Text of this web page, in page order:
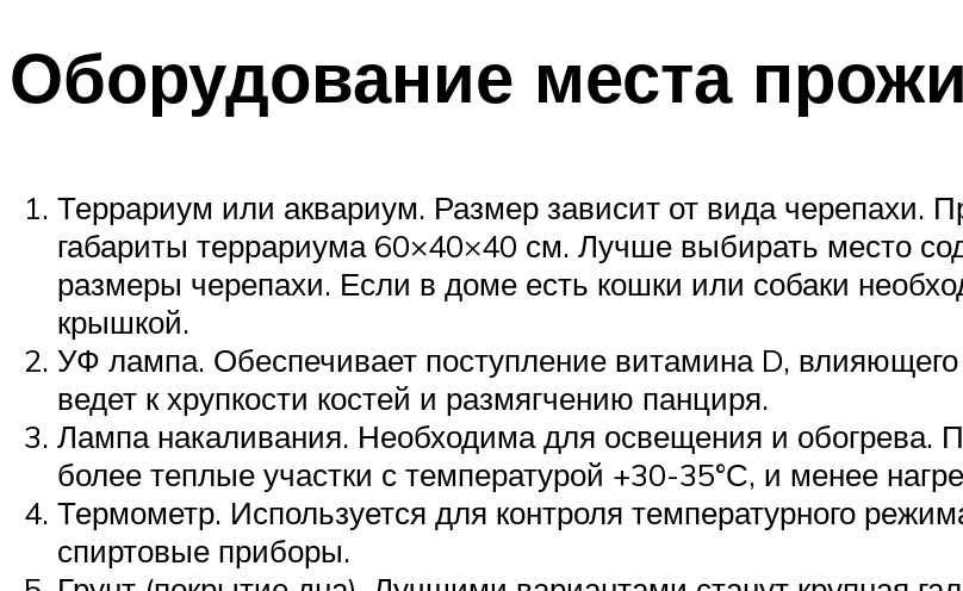
Оборудование места
Террариум или аквариум. Размер зависит от вида черепахи.
габариты террариума 60×40×40 см. Лучше выбирать место
размеры черепахи. Если в доме есть кошки или собаки
крышкой.
УФ лампа. Обеспечивает поступление витамина D, влияющего
ведет к хрупкости костей и размягчению панциря.
Лампа накаливания. Необходима для освещения и обогрева.
более теплые участки с температурой +30-35°С, и менее
Термометр. Используется для контроля температурного
спиртовые приборы.